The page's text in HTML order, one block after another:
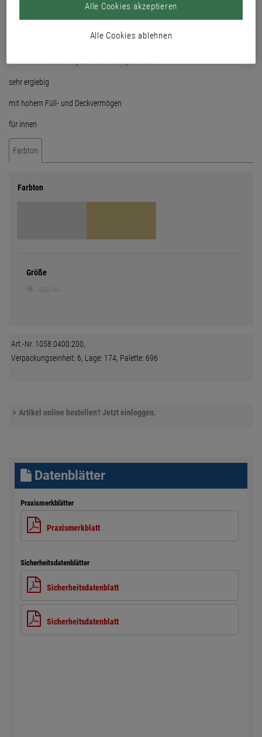
mit gutem Verlauf und brillantem Metallglanz
schnell trocknender Spezial-Bronze-Sprühlack
sehr ergiebig
mit hohem Füll- und Deckvermögen
für innen
Farbton
Farbton
Größe
Art.-Nr. 1058.0400.200,
Verpackungseinheit: 6, Lage: 174, Palette: 696
Artikel online bestellen? Jetzt einloggen.
Datenblätter
Praxismerkblätter
Praxismerkblatt
Sicherheitsdatenblätter
Sicherheitsdatenblatt
Sicherheitsdatenblatt
Alle Cookies ablehnen
Alle Cookies akzeptieren